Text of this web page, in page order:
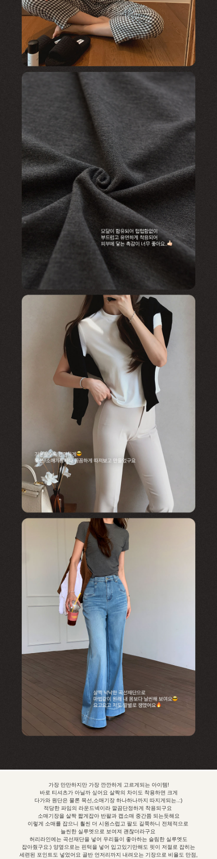
가장 만만하지만 가장 깐깐하게 고르게되는 아이템!
바로 티셔츠가 아닐까 싶어요 살짝의 차이도 착용하면 크게
다가와 원단은 물론 목선,소매기장 하나하나까지 따지게되는..:)
적당한 파임의 라운드넥이라 깔끔단정하게 착용되구요
소매기장을 살짝 짧게잡아 반팔과 캡소매 중간쯤 되는듯해요
이렇게 소매를 잡으니 훨씬 더 시원스럽고 팔도 길쭉하니 전체적으로
늘씬한 실루엣으로 보여져 괜찮더라구요
허리라인에는 곡선재단을 넣어 우리들이 좋아하는 슬림한 실루엣도
잡아줬구요:) 양옆으로는 핀턱을 넣어 입고있기만해도 핏이 저절로 잡히는
세련된 포인트도 넣었어요 골반 언저리까지 내려오는 기장으로 비율도 만점,